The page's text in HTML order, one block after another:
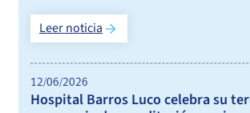
Leer noticia
12/06/2026
Hospital Barros Luco celebra su